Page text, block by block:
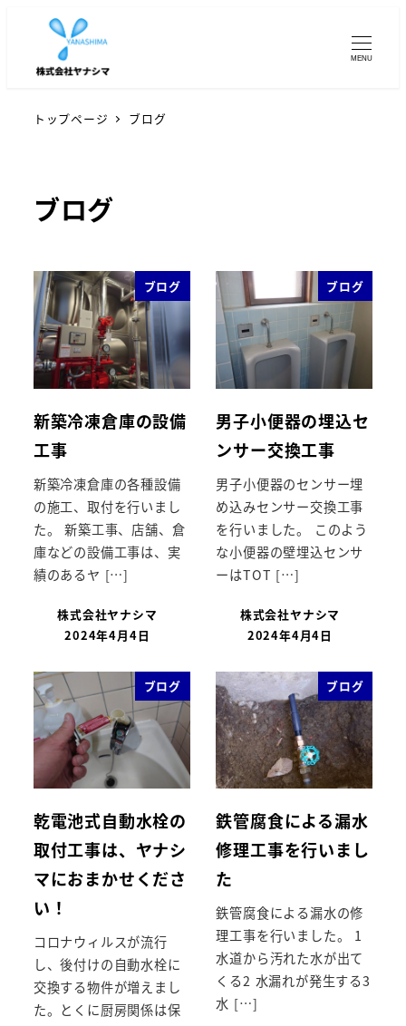
MENU
トップページ ブログ
ブログ
ブログ
新築冷凍倉庫の設備
工事
新築冷凍倉庫の各種設備
の施工、取付を行いまし
た。 新築工事、店舗、倉
庫などの設備工事は、実
績のあるヤ […]
株式会社ヤナシマ
2024年4月4日
ブログ
男子小便器の埋込セ
ンサー交換工事
男子小便器のセンサー埋
め込みセンサー交換工事
を行いました。 このよう
な小便器の壁埋込センサ
ーはTOT […]
株式会社ヤナシマ
2024年4月4日
ブログ
乾電池式自動水栓の
取付工事は、ヤナシ
マにおまかせくださ
い！
コロナウィルスが流行
し、後付けの自動水栓に
交換する物件が増えまし
た。とくに厨房関係は保
ブログ
鉄管腐食による漏水
修理工事を行いまし
た
鉄管腐食による漏水の修
理工事を行いました。 1
水道から汚れた水が出て
くる2 水漏れが発生する3
水 […]